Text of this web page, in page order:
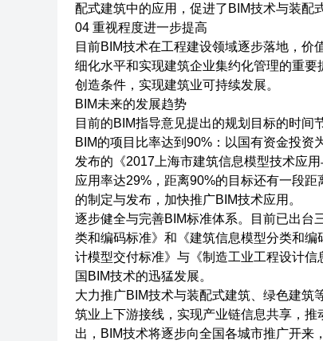
配式建筑中的应用，促进了BIM技术与装配
04 重视程度进一步提高
目前BIM技术在工程建设领域逐步落地，
细化水平和实现建筑企业集约化管理的重
创造条件，实现建筑业可持续发展。
BIM未来的发展趋势
目前的BIM指导意见提出的规划目标的时
BIM的项目比率达到90%：以国有资金投
发布的《2017上海市建筑信息模型技术应
应用率达29%，距离90%的目标还有一段
的制定与发布，加快推广BIM技术应用。
逐步健全与完善BIM标准体系。目前已出台
类和编码标准》和《建筑信息模型分类和
计模型交付标准》与《制造工业工程设计
国BIM技术的迅猛发展。
大力推广BIM技术与装配式建筑、绿色建筑
筑业上下游接线，实现产业链信息共享，
出，BIM技术将逐步向全国各城市推广开来